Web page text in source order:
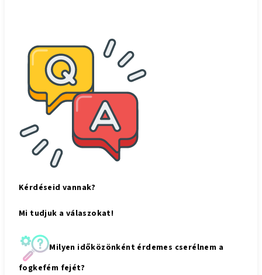
Kérdéseid vannak?
Mi tudjuk a válaszokat!
Milyen időközönként érdemes cserélnem a
fogkefém fejét?